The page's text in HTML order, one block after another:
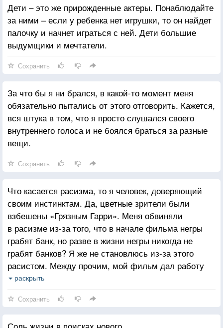
Дети – это же прирожденные актеры. Понаблюдайте
за ними – если у ребенка нет игрушки, то он найдет
палочку и начнет играться с ней. Дети большие
выдумщики и мечтатели.
Сохранить
За что бы я ни брался, в какой-то момент меня
обязательно пытались от этого отговорить. Кажется,
вся штука в том, что я просто слушался своего
внутреннего голоса и не боялся браться за разные
вещи.
Сохранить
Что касается расизма, то я человек, доверяющий
своим инстинктам. Да, цветные зрители были
взбешены «Грязным Гарри». Меня обвиняли
в расизме из-за того, что в начале фильма негры
грабят банк, но разве в жизни негры никогда не
грабят банков? Я же не становлюсь из-за этого
расистом. Между прочим, мой фильм дал работу
четверым неграм-каскадерам, но на это не обратили
раскрыть
Сохранить